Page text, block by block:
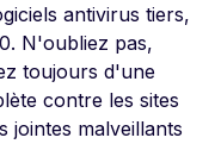
antivirus tiers,
N'oubliez pas,
toujours d'une
contre les sites
jointes malveillants